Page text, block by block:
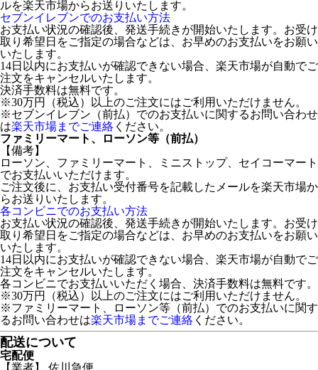
ルを楽天市場からお送りいたします。
セブンイレブンでのお支払い方法
お支払い状況の確認後、発送手続きが開始いたします。お受け
取り希望日をご指定の場合などは、お早めのお支払いをお願い
いたします。
14日以内にお支払いが確認できない場合、楽天市場が自動でご
注文をキャンセルいたします。
決済手数料は無料です。
※30万円（税込）以上のご注文にはご利用いただけません。
※セブンイレブン（前払）でのお支払いに関するお問い合わせ
は楽天市場までご連絡 ください。
ファミリーマート、ローソン等（前払）
【備考】
ローソン、ファミリーマート、ミニストップ、セイコーマート
でお支払いいただけます。
ご注文後に、お支払い受付番号を記載したメールを楽天市場か
らお送りいたします。
各コンビニでのお支払い方法
お支払い状況の確認後、発送手続きが開始いたします。お受け
取り希望日をご指定の場合などは、お早めのお支払いをお願い
いたします。
14日以内にお支払いが確認できない場合、楽天市場が自動でご
注文をキャンセルいたします。
各コンビニでお支払いいただく場合、決済手数料は無料です。
※30万円（税込）以上のご注文にはご利用いただけません。
※ファミリーマート、ローソン等（前払）でのお支払いに関す
るお問い合わせは楽天市場までご連絡 ください。
配送について
宅配便